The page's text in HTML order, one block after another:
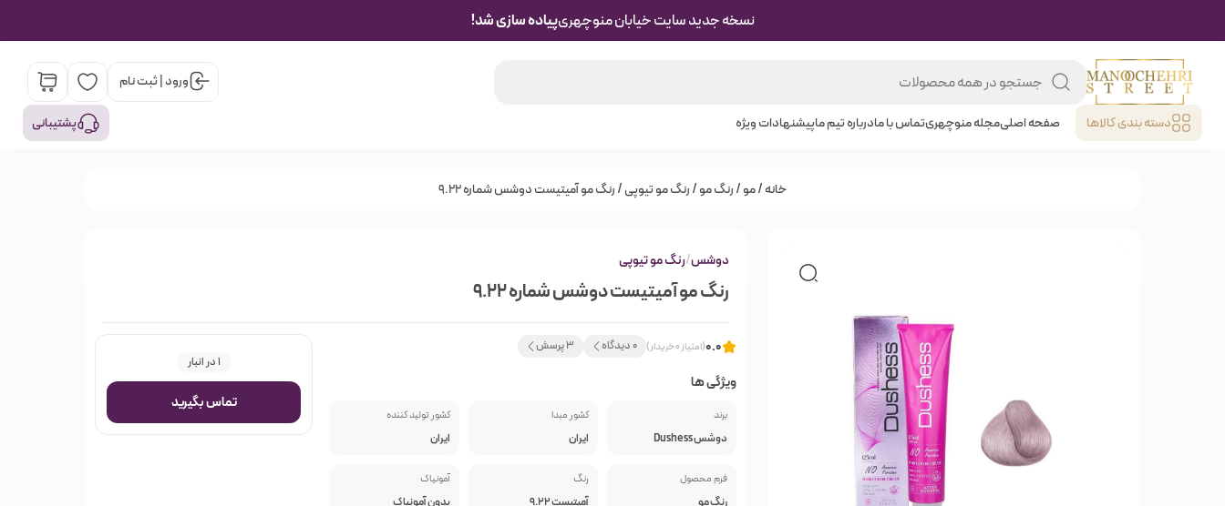
نسخه جدید سایت خیابان منوچهریپیاده سازی شد!
ورود | ثبت نام
دسته بندی کالا‌ها صفحه اصلیمجله منوچهریتماس با مادرباره تیم ماپیشنهادات ویژه پشتیبانی
خانه/مو/رنگ مو/رنگ مو تیوپی/ رنگ مو آمیتیست دوشس شماره 9.22
دوشس/رنگ مو تیوپی
رنگ مو آمیتیست دوشس شماره 9.22
0.0(امتیاز 0 خریدار) 0 دیدگاه 3 پرسش
ویژگی ها
برند
دوشس Dushess
کشور مبدا
ایران
کشور تولید کننده
ایران
فرم محصول
رنگ مو
رنگ
آمیتیست 9.22
آمونیاک
بدون آمونیاک
1 در انبار
تماس بگیرید